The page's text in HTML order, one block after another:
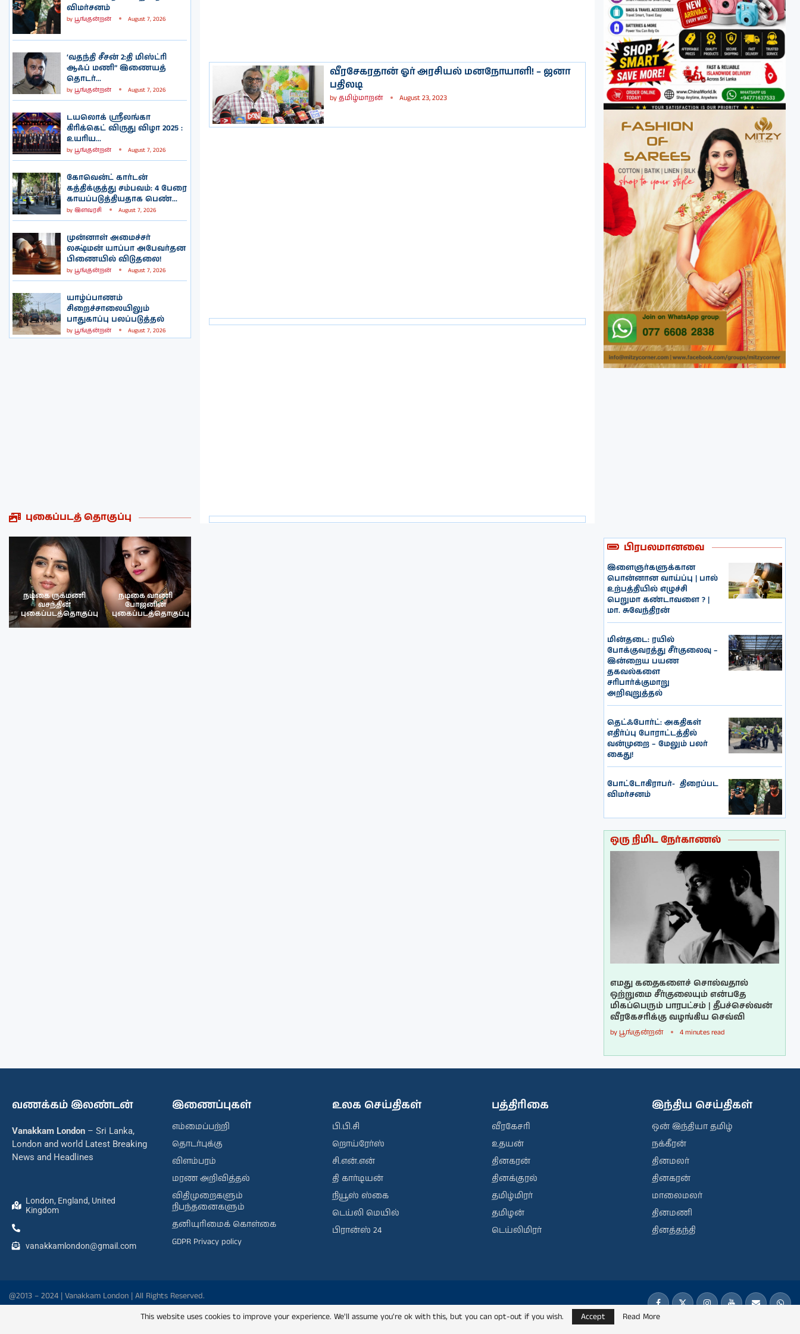
விமர்சனம்
by பூங்குன்றன் August 7, 2026
‘வதந்தி சீசன் 2:தி மிஸ்ட்ரி
ஆஃப் மணி” இணையத்
தொடர்...
by பூங்குன்றன் August 7, 2026
டயலொக் ஸ்ரீலங்கா
கிரிக்கெட் விருது விழா 2025 :
உயரிய...
by பூங்குன்றன் August 7, 2026
கோவென்ட் கார்டன்
கத்திக்குத்து சம்பவம்: 4 பேரை
காயப்படுத்தியதாக பெண்...
by இளவரசி August 7, 2026
முன்னாள் அமைச்சர்
லக்ஷ்மன் யாப்பா அபேவர்தன
பிணையில் விடுதலை!
by பூங்குன்றன் August 7, 2026
யாழ்ப்பாணம்
சிறைச்சாலையிலும்
பாதுகாப்பு பலப்படுத்தல்
by பூங்குன்றன் August 7, 2026
புகைப்படத் தொகுப்பு
நடிகை ருக்மணி
வசந்தின்
புகைப்படத்தொகுப்பு
நடிகை வாணி
போஜனின்
புகைப்படத்தொகுப்பு
வீரசேகரதான் ஓர் அரசியல் மனநோயாளி! – ஜனா
பதிலடி
byதமிழ்மாறன் August 23, 2023
பிரபலமானவை
இளைஞர்களுக்கான
பொன்னான வாய்ப்பு | பால்
உற்பத்தியில் எழுச்சி
பெறுமா கண்டாவளை ? |
மா. சுவேந்திரன்
மின்தடை: ரயில்
போக்குவரத்து சீர்குலைவு –
இன்றைய பயண
தகவல்களை
சரிபார்க்குமாறு
அறிவுறுத்தல்
தெட்ஃபோர்ட்: அகதிகள்
எதிர்ப்பு போராட்டத்தில்
வன்முறை – மேலும் பலர்
கைது!
போட்டோகிராபர்- ‌ திரைப்பட
விமர்சனம்
ஒரு நிமிட நேர்காணல்
எமது கதைகளைச் சொல்வதால்
ஒற்றுமை சீர்குலையும் என்பதே
மிகப்பெரும் பாரபட்சம் | தீபச்செல்வன்
வீரகேசரிக்கு வழங்கிய செவ்வி
by பூங்குன்றன் 4 minutes read
வணக்கம் இலண்டன்
Vanakkam London – Sri Lanka,
London and world Latest Breaking
News and Headlines
London, England, United
Kingdom
vanakkamlondon@gmail.com
இணைப்புகள்
எம்மைப்பற்றி
தொடர்புக்கு
விளம்பரம்
மரண அறிவித்தல்
விதிமுறைகளும்
நிபந்தனைகளும்
தனியுரிமைக் கொள்கை
GDPR Privacy policy
உலக செய்திகள்
பி.பி.சி
றொய்ரேர்ஸ்
சி.என்.என்
தி கார்டியன்
நியூஸ் ஸ்கை
டெய்லி மெயில்
பிரான்ஸ் 24
பத்திரிகை
வீரகேசரி
உதயன்
தினகரன்
தினக்குரல்
தமிழ்மிரர்
தமிழன்
டெய்லிமிரர்
இந்திய செய்திகள்
ஒன் இந்தியா தமிழ்
நக்கீரன்
தினமலர்
தினகரன்
மாலைமலர்
தினமணி
தினத்தந்தி
@2013 – 2024 | Vanakkam London | All Rights Reserved.
This website uses cookies to improve your experience. We'll assume you're ok with this, but you can opt-out if you wish.
Accept Read More